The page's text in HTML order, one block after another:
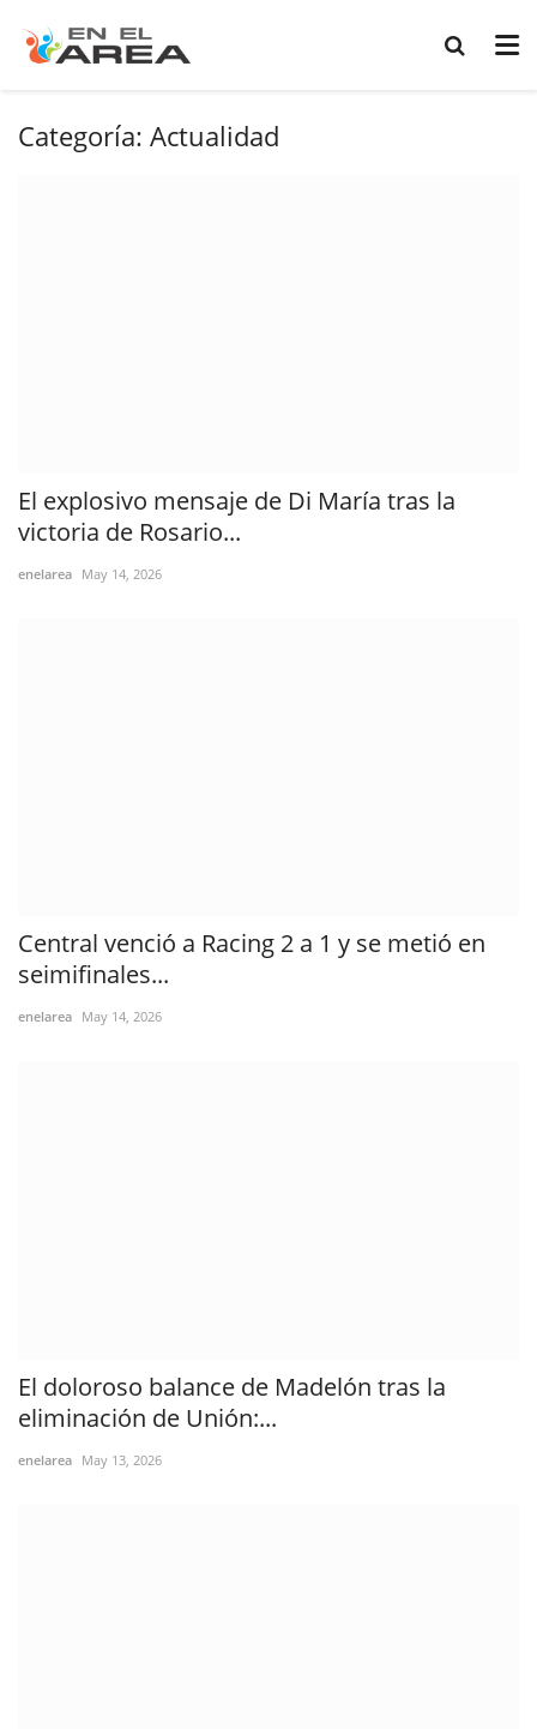
Categoría: Actualidad
El explosivo mensaje de Di María tras la
victoria de Rosario...
enelarea May 14, 2026
Central venció a Racing 2 a 1 y se metió en
seimifinales...
enelarea May 14, 2026
El doloroso balance de Madelón tras la
eliminación de Unión:...
enelarea May 13, 2026